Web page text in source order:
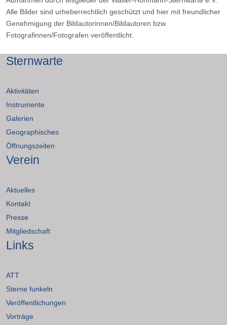
Alle Bilder sind urheberrechtlich geschützt und hier mit freundlicher
Genehmigung der Bildautorinnen/Bildautoren bzw.
Fotografinnen/Fotografen veröffentlicht.
Sternwarte
Aktivitäten
Instrumente
Galerien
Geographisches
Öffnungszeiten
Verein
Aktuelles
Kontakt
Presse
Mitgliedschaft
Links
ATT
Sterne funkeln
Veröffentlichungen
Vorträge